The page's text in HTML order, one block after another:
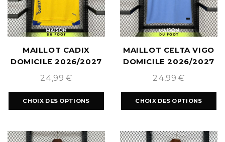
MAILLOT CADIX
DOMICILE 2026/2027
24,99€
CHOIX DES OPTIONS
MAILLOT CELTA VIGO
DOMICILE 2026/2027
24,99€
CHOIX DES OPTIONS